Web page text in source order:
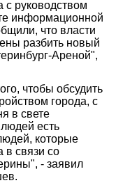
с руководством
информационной
что власти
разбить новый
Ареной",
чтобы обсудить
города, с
в свете
есть
которые
в связи со
- заявил